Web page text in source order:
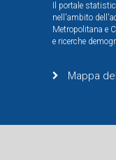
Il portale
nell'ambito
Metropolitana e
e ricerche
Mappa